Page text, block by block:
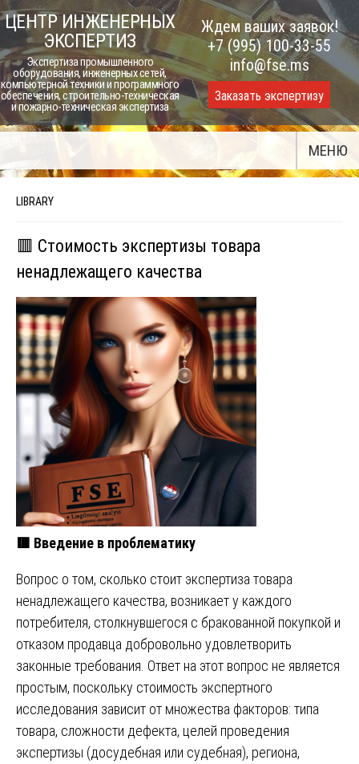
Skip
to
content
ЦЕНТР ИНЖЕНЕРНЫХ
ЭКСПЕРТИЗ
Экспертиза промышленного
оборудования, инженерных сетей,
компьютерной техники и программного
обеспечения, строительно-техническая
и пожарно-техническая экспертиза
Ждем ваших заявок!
+7 (995) 100-33-55
info@fse.ms
Заказать экспертизу
МЕНЮ
LIBRARY
🟥 Стоимость экспертизы товара
ненадлежащего качества
🟥 Введение в проблематику
Вопрос о том, сколько стоит экспертиза товара
ненадлежащего качества, возникает у каждого
потребителя, столкнувшегося с бракованной покупкой и
отказом продавца добровольно удовлетворить
законные требования. Ответ на этот вопрос не является
простым, поскольку стоимость экспертного
исследования зависит от множества факторов: типа
товара, сложности дефекта, целей проведения
экспертизы (досудебная или судебная), региона,